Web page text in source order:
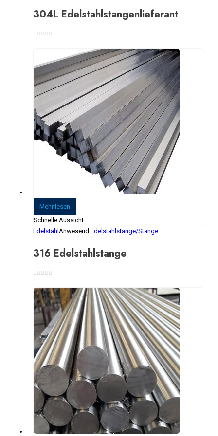
304L Edelstahlstangenlieferant
Mehr lesen
Schnelle Aussicht
EdelstahlAnwesend Edelstahlstange/Stange
316 Edelstahlstange